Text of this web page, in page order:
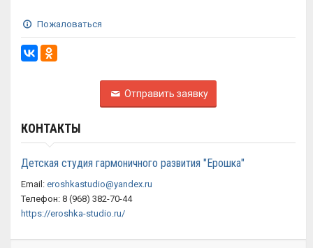
Пожаловаться
Отправить заявку
КОНТАКТЫ
Детская студия гармоничного развития "Ерошка"
Email: eroshkastudio@yandex.ru
Телефон: 8 (968) 382-70-44
https://eroshka-studio.ru/